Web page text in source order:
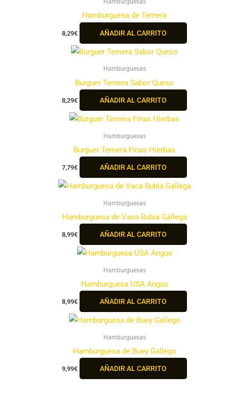
Hamburguesa de Ternera
8,29€ AÑADIR AL CARRITO
Hamburguesas
Burguer Ternera Sabor Queso
8,29€ AÑADIR AL CARRITO
Hamburguesas
Burguer Ternera Finas Hierbas
7,79€ AÑADIR AL CARRITO
Hamburguesas
Hamburguesa de Vaca Rubia Gallega
8,99€ AÑADIR AL CARRITO
Hamburguesas
Hamburguesa USA Angus
8,99€ AÑADIR AL CARRITO
Hamburguesas
Hamburguesa de Buey Gallego
9,99€ AÑADIR AL CARRITO